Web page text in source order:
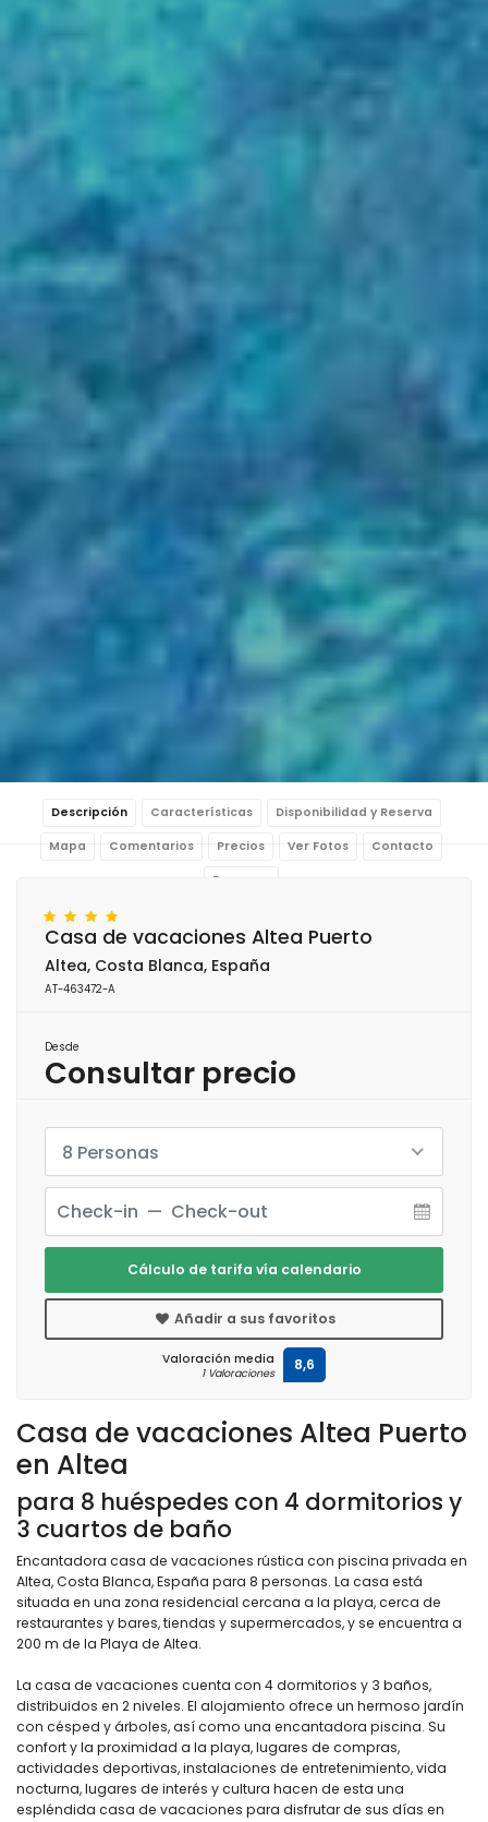
Descripción Características Disponibilidad y Reserva
Mapa Comentarios Precios Ver Fotos Contacto
Reservar
Casa de vacaciones Altea Puerto
en Altea
para 8 huéspedes con 4 dormitorios y
3 cuartos de baño
Encantadora casa de vacaciones rústica con piscina privada en
Altea, Costa Blanca, España para 8 personas. La casa está
situada en una zona residencial cercana a la playa, cerca de
restaurantes y bares, tiendas y supermercados, y se encuentra a
200 m de la Playa de Altea.
La casa de vacaciones cuenta con 4 dormitorios y 3 baños,
distribuidos en 2 niveles. El alojamiento ofrece un hermoso jardín
con césped y árboles, así como una encantadora piscina. Su
confort y la proximidad a la playa, lugares de compras,
actividades deportivas, instalaciones de entretenimiento, vida
nocturna, lugares de interés y cultura hacen de esta una
espléndida casa de vacaciones para disfrutar de sus días en
Casa de vacaciones Altea Puerto
Altea, Costa Blanca, España
AT-463472-A
Desde
Consultar precio
8 Personas
Cálculo de tarifa vía calendario
Añadir a sus favoritos
Valoración media
1 Valoraciones 8,6